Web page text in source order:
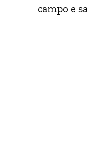
campo e